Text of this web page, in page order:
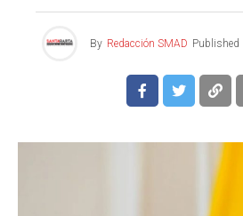
By Redacción SMAD Published